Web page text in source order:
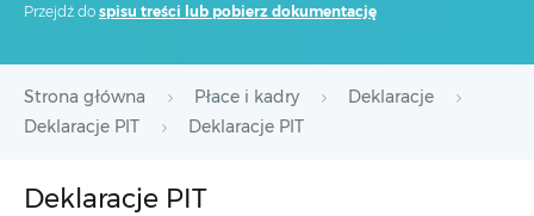
Przejdź do spisu treści lub pobierz dokumentację
Strona główna Płace i kadry
Deklaracje
Deklaracje PIT
Deklaracje PIT
Deklaracje PIT